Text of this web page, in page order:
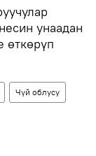
унаадан
өткөрүп
Чүй облусу